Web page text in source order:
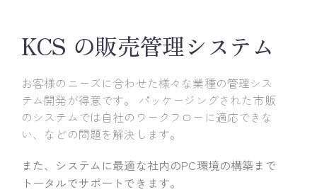
KCS の販売管理システム
お客様のニーズに合わせた様々な業種の管理シス
テム開発が得意です。
パッケージングされた市販
のシステムでは自社のワークフローに適応できな
い、などの問題を解決します。
また、システムに最適な社内のPC環境の構築まで
トータルでサポートできます。